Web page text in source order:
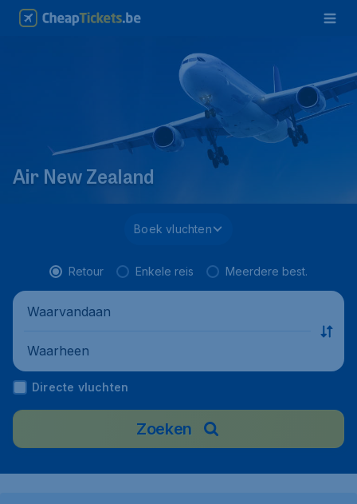
Air New Zealand
Boek vluchten
Retour Enkele reis Meerdere best.
Waarvandaan
Waarheen
Directe vluchten
Zoeken